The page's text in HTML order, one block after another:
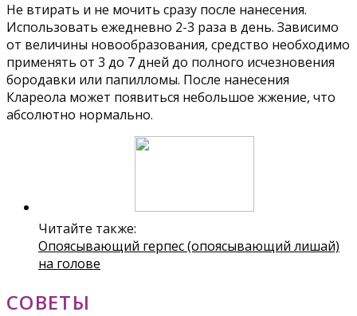
Не втирать и не мочить сразу после нанесения.
Использовать ежедневно 2-3 раза в день. Зависимо
от величины новообразования, средство необходимо
применять от 3 до 7 дней до полного исчезновения
бородавки или папилломы. После нанесения
Клареола может появиться небольшое жжение, что
абсолютно нормально.
Читайте также:
Опоясывающий герпес (опоясывающий лишай)
на голове
СОВЕТЫ